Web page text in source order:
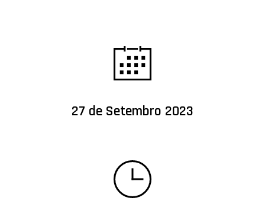
27 de Setembro 2023